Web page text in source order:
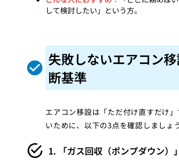
して検討したい」という方。
失敗しないエアコン
断基準
エアコン移設は「ただ付け直すだけ
いために、以下の3点を確認しましょ
1. 「ガス回収（ポンプダウン）